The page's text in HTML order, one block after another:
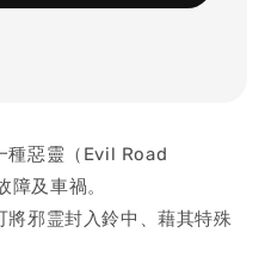
種惡靈（Evil Road
及車禍。
邪霊封入鈴中、藉其特殊